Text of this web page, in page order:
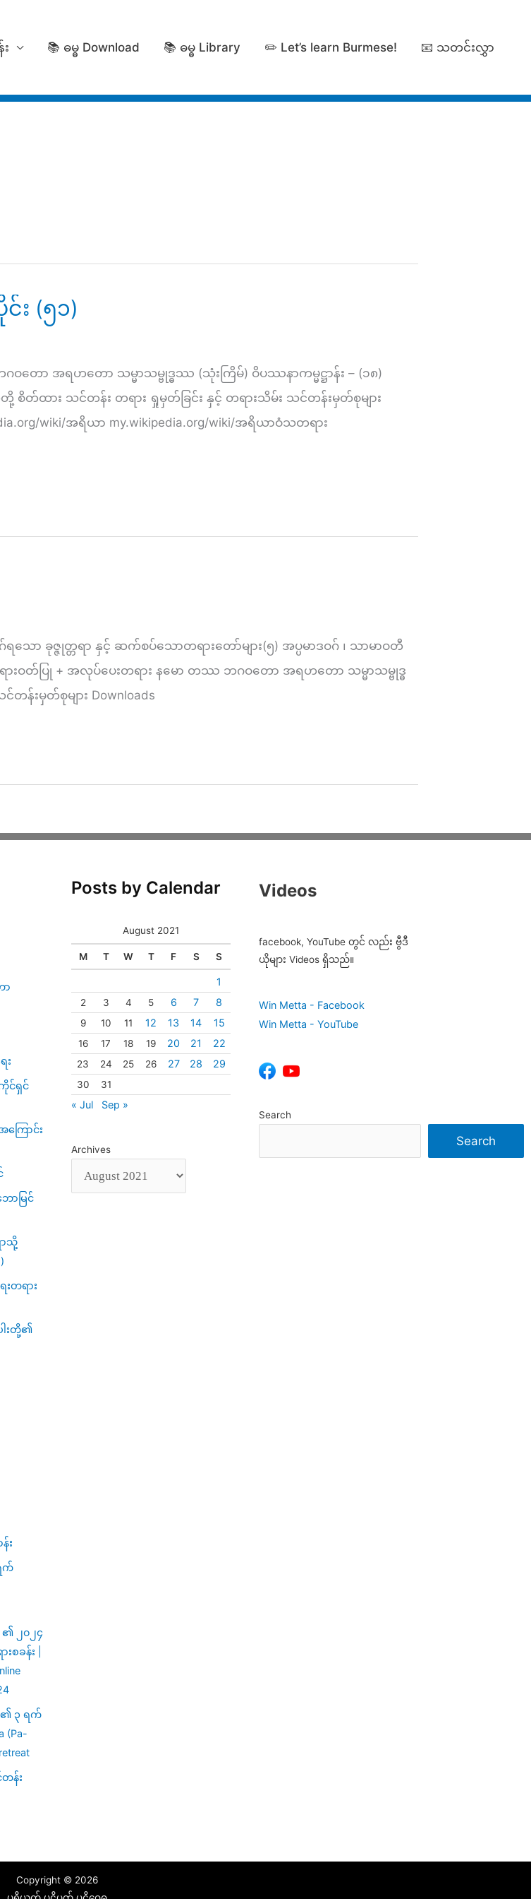
📚 ဓမ္ဓ Download 📚 ဓမ္ဓ Library ✏️ Let’s learn Burmese! 📧 သတင်းလွှာ
း (၅၁)
ဝတော အရဟတော သမ္မာသမ္ဗုဒ္ဓဿ (သုံးကြိမ်) ဝိပဿနာကမ္မဋ္ဌာန်း – (၁၈)
တ်ထား သင်တန်း တရား ရှုမှတ်ခြင်း နှင့် တရားသိမ်း သင်တန်းမှတ်စုများ
wiki/အရိယာ my.wikipedia.org/wiki/အရိယာဝံသတရား
ခုဇ္ဇုတ္တရာ နှင့် ဆက်စပ်သောတရားတော်များ(၅) အပ္ပမာဒဝဂ် ၊ သာမာဝတီ
ားဝတ်ပြု + အလုပ်ပေးတရား နမော တဿ ဘဂဝတော အရဟတော သမ္မာသမ္ဗုဒ္ဓ
န်းမှတ်စုများ Downloads
ာ
း
င်ရှင်
ြောင်း
ာမြင်
ာသို့
းတရား
ါးတို့၏
း
က်
၏ ၂၀၂၄
စခန်း |
၏ ၃ ရက်
(Pa-
တန်း
Posts by Calendar
August 2021
M T W T F S S
1
2 3 4 5 6 7 8
9 10 11 12 13 14 15
16 17 18 19 20 21 22
23 24 25 26 27 28 29
30 31
« Jul Sep »
Archives
Videos
facebook, YouTube တွင် လည်း ဗွီဒီ
ယိုများ Videos ရှိသည်။
Win Metta - Facebook
Win Metta - YouTube
Search
Search
Copyright © 2026